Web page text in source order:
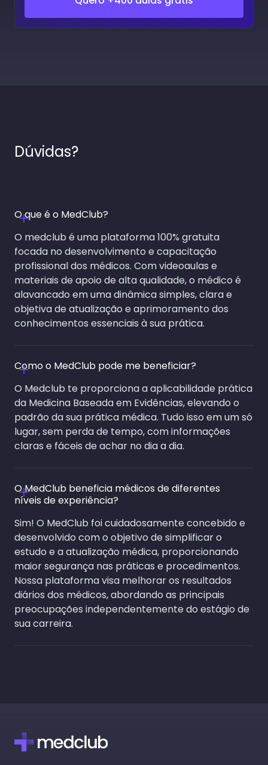
Dúvidas?
O que é o MedClub?
O medclub é uma plataforma 100% gratuita
focada no desenvolvimento e capacitação
profissional dos médicos. Com videoaulas e
materiais de apoio de alta qualidade, o médico é
alavancado em uma dinâmica simples, clara e
objetiva de atualização e aprimoramento dos
conhecimentos essenciais à sua prática.
Como o MedClub pode me beneficiar?
O Medclub te proporciona a aplicabilidade prática
da Medicina Baseada em Evidências, elevando o
padrão da sua prática médica. Tudo isso em um só
lugar, sem perda de tempo, com informações
claras e fáceis de achar no dia a dia.
O MedClub beneficia médicos de diferentes
níveis de experiência?
Sim! O MedClub foi cuidadosamente concebido e
desenvolvido com o objetivo de simplificar o
estudo e a atualização médica, proporcionando
maior segurança nas práticas e procedimentos.
Nossa plataforma visa melhorar os resultados
diários dos médicos, abordando as principais
preocupações independentemente do estágio de
sua carreira.